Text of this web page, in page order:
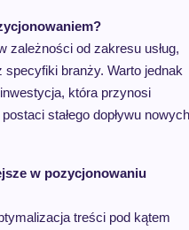
zależności od zakresu usług,
branży. Warto jednak
która przynosi
stałego dopływu nowych
w pozycjonowaniu
treści pod kątem